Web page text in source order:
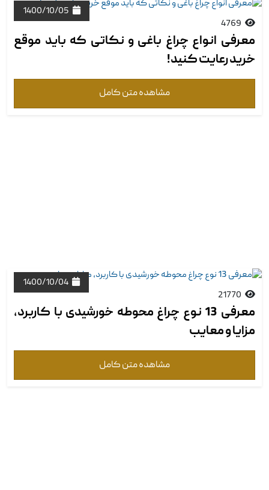
معرفی انواع چراغ باغی و نکاتی که باید موقع
خرید رعایت کنید!‏
مشاهده متن کامل
معرفی 13 نوع چراغ محوطه خورشیدی با کاربرد،
مزایا و معایب
مشاهده متن کامل